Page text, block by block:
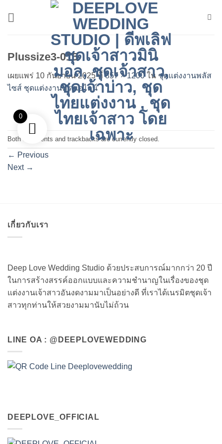
Plussize3-015
เผยแพร่ 10 กันยายน 2025ที่857 × 1200ใน ชุดแต่งงานพลัส
ไซส์ ชุดแต่งงานทรงเอไลน์
Both comments and trackbacks are currently closed.
← Previous
Next →
เกี่ยวกับเรา
Deep Love Wedding Studio ด้วยประสบการณ์มากกว่า 20 ปี
ในการสร้างสรรค์ออกแบบและความชำนาญในเรื่องของชุด
แต่งงานเจ้าสาวอันงดงามมาเป็นอย่างดี ที่เราได้เนรมิตชุดเจ้า
สาวทุกท่านให้สวยงามมานับไม่ถ้วน
LINE OA : @DEEPLOVEWEDDING
DEEPLOVE_OFFICIAL
0